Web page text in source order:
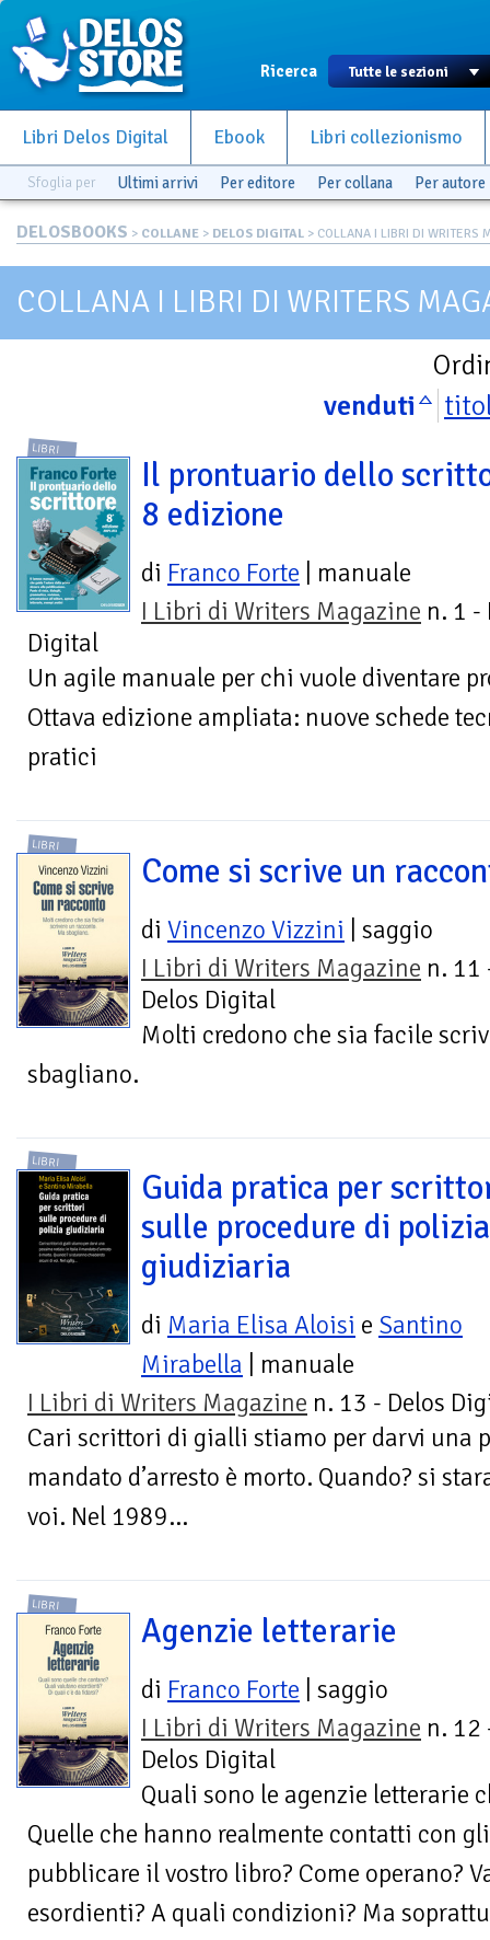
Ricerca
Libri Delos Digital Ebook Libri collezionismo
Sfoglia per Ultimi arrivi Per editore Per collana Per autore
DELOSBOOKS > COLLANE > DELOS DIGITAL > COLLANA I LIBRI DI WRITERS
COLLANA I LIBRI DI WRITERS
venduti
LIBRI
Il prontuario dello
8 edizione
di Franco Forte | manuale
I Libri di Writers Magazine n. 1 -
Digital
Un agile manuale per chi vuole diventare
Ottava edizione ampliata: nuove schede
pratici
LIBRI
Come si scrive un
di Vincenzo Vizzini | saggio
I Libri di Writers Magazine n. 11
Delos Digital
Molti credono che sia facile
sbagliano.
LIBRI
Guida pratica per
sulle procedure di polizia
giudiziaria
di Maria Elisa Aloisi e Santino
Mirabella | manuale
I Libri di Writers Magazine n. 13 - Delos
Cari scrittori di gialli stiamo per darvi una
mandato d’arresto è morto. Quando? si
voi. Nel 1989…
LIBRI
Agenzie letterarie
di Franco Forte | saggio
I Libri di Writers Magazine n. 12
Delos Digital
Quali sono le agenzie letterarie
Quelle che hanno realmente contatti con
pubblicare il vostro libro? Come operano?
esordienti? A quali condizioni? Ma